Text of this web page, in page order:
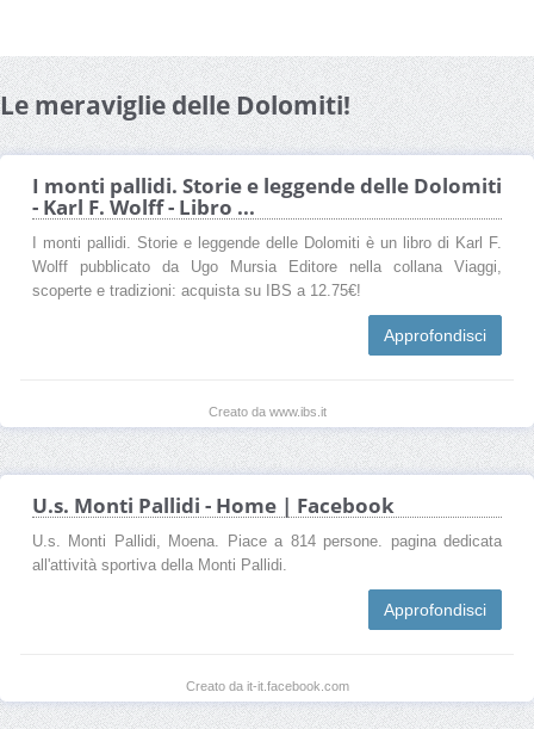
Le meraviglie delle Dolomiti!
I monti pallidi. Storie e leggende delle Dolomiti
- Karl F. Wolff - Libro ...
I monti pallidi. Storie e leggende delle Dolomiti è un libro di Karl F.
Wolff pubblicato da Ugo Mursia Editore nella collana Viaggi,
scoperte e tradizioni: acquista su IBS a 12.75€!
Approfondisci
Creato da www.ibs.it
U.s. Monti Pallidi - Home | Facebook
U.s. Monti Pallidi, Moena. Piace a 814 persone. pagina dedicata
all'attività sportiva della Monti Pallidi.
Approfondisci
Creato da it-it.facebook.com